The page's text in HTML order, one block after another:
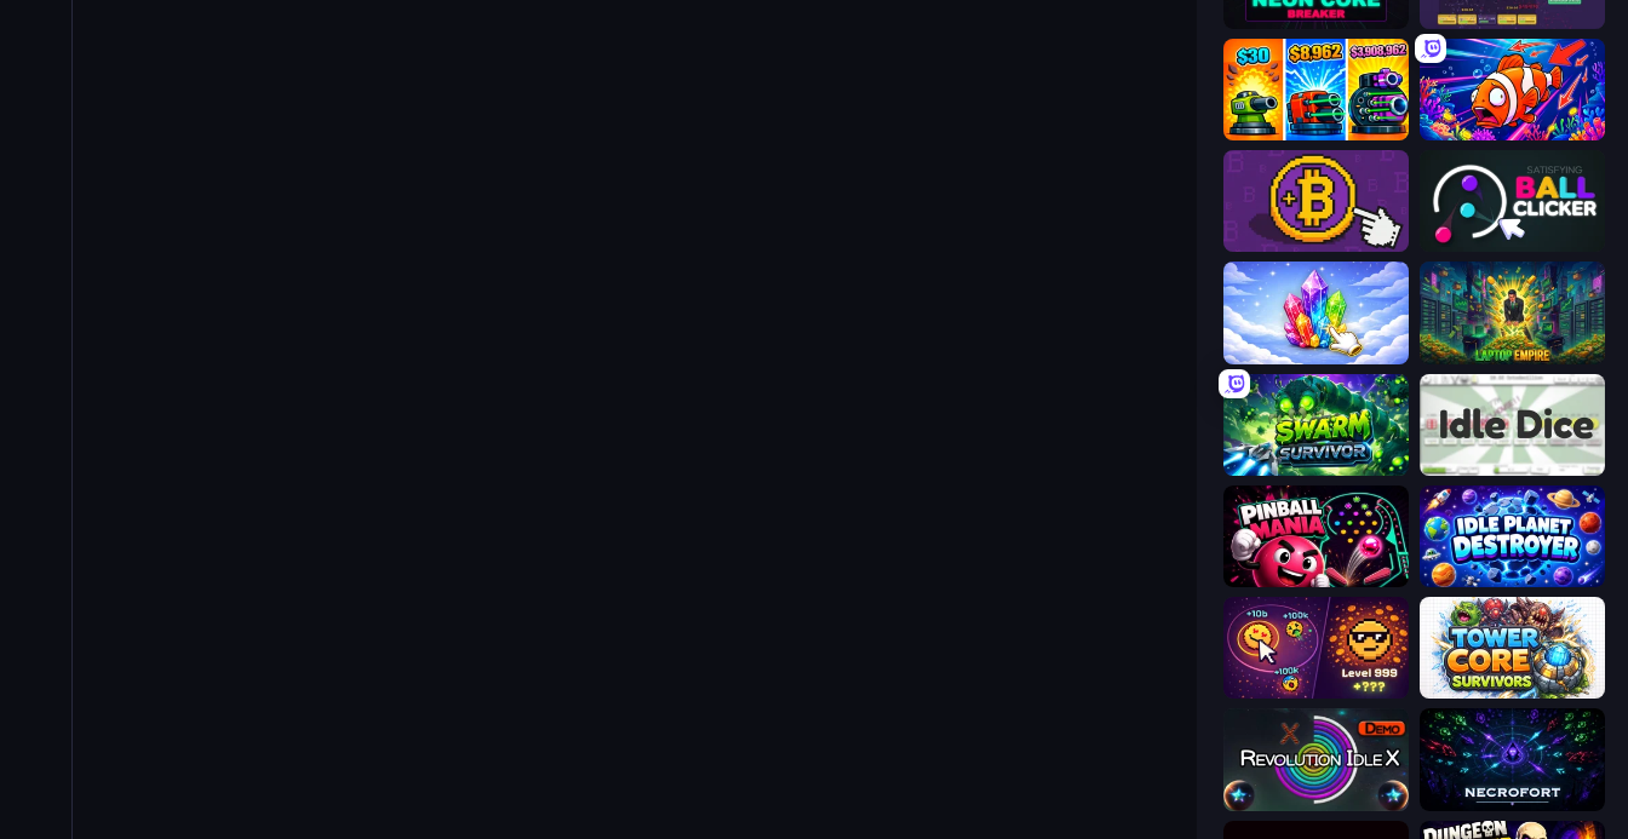
Neon Core Breaker Plinky
Pumpkin Defense: Merge Cannon Fish Catch Idle
Money Maker Satisfying Ball Clicker
Crystalia Idle Clicker Laptop Empire
Swarm Survivor Idle Dice
Pinball Mania Idle Planet Destroyer
Dominate All Shapes Tower Core Survivors
Revolution Idle X Necrofort